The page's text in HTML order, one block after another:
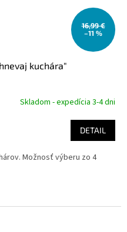
16,99 €
–11 %
kuchára"
Skladom - expedícia 3-4 dni
DETAIL
Možnosť výberu zo 4